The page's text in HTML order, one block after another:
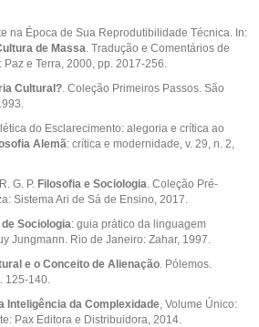
na Época de Sua Reprodutibilidade Técnica. In:
de Massa. Tradução e Comentários de
e Terra, 2000, pp. 2017-256.
Cultural?. Coleção Primeiros Passos. São
do Esclarecimento: alegoria e crítica ao
Alemã: crítica e modernidade, v. 29, n. 2,
G. P. Filosofia e Sociologia. Coleção Pré-
Sistema Ari de Sá de Ensino, 2017.
Sociologia: guia prático da linguagem
Jungmann. Rio de Janeiro: Zahar, 1997.
e o Conceito de Alienação. Pólemos.
125-140.
Inteligência da Complexidade, Volume Único:
Pax Editora e Distribuidora, 2014.